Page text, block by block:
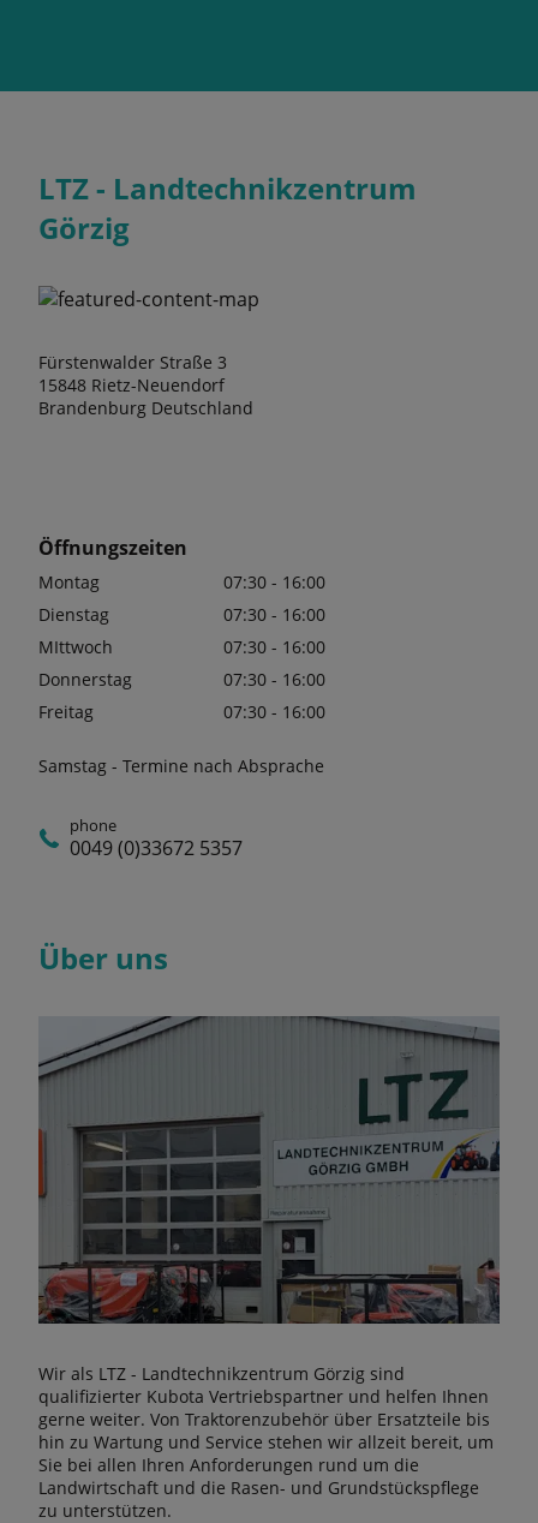
LTZ - Landtechnikzentrum
Görzig
Fürstenwalder Straße 3
15848 Rietz-Neuendorf
Brandenburg Deutschland
Öffnungszeiten
Montag
07:30 - 16:00
Dienstag
07:30 - 16:00
MIttwoch
07:30 - 16:00
Donnerstag
07:30 - 16:00
Freitag
07:30 - 16:00
Samstag - Termine nach Absprache
phone
0049 (0)33672 5357
Über uns
Wir als LTZ - Landtechnikzentrum Görzig sind
qualifizierter Kubota Vertriebspartner und helfen Ihnen
gerne weiter. Von Traktorenzubehör über Ersatzteile bis
hin zu Wartung und Service stehen wir allzeit bereit, um
Sie bei allen Ihren Anforderungen rund um die
Landwirtschaft und die Rasen- und Grundstückspflege
zu unterstützen.